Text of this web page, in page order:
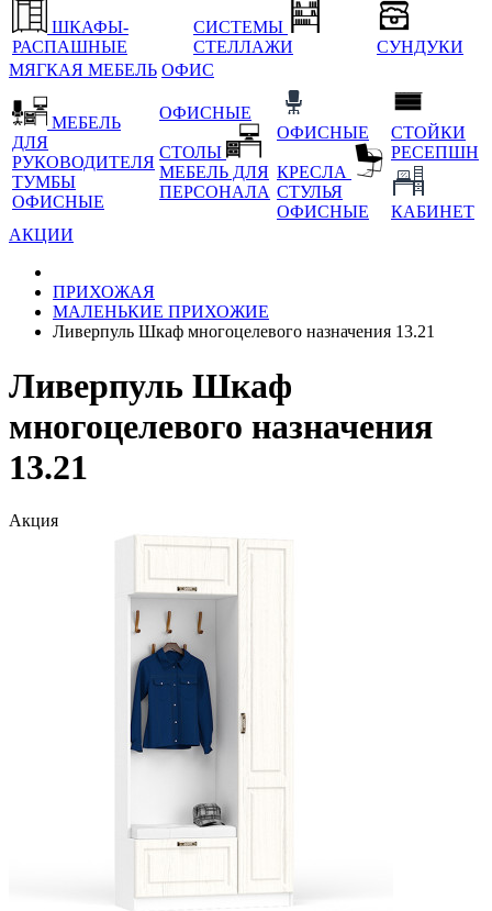
ШКАФЫ-
РАСПАШНЫЕ
СИСТЕМЫ
СТЕЛЛАЖИ
СУНДУКИ
МЯГКАЯ МЕБЕЛЬ ОФИС
МЕБЕЛЬ
ДЛЯ
РУКОВОДИТЕЛЯ
ТУМБЫ
ОФИСНЫЕ
ОФИСНЫЕ
СТОЛЫ
МЕБЕЛЬ ДЛЯ
ПЕРСОНАЛА
ОФИСНЫЕ
КРЕСЛА
СТУЛЬЯ
ОФИСНЫЕ
СТОЙКИ
РЕСЕПШН
КАБИНЕТ
АКЦИИ
ПРИХОЖАЯ
МАЛЕНЬКИЕ ПРИХОЖИЕ
Ливерпуль Шкаф многоцелевого назначения 13.21
Ливерпуль Шкаф
многоцелевого назначения
13.21
Акция